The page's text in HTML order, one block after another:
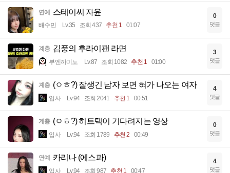
연예 스테이씨 자윤
배수민 Lv.35 조회 437 추천 1 01:07
0
댓글
계층 김풍의 후라이팬 라면
부엔까미노 Lv.87 조회 1082 추천 1 01:00
3
댓글
계층 (ㅇㅎ?) 잘생긴 남자 보면 혀가 나오는 여자
입사 Lv.94 조회 2041 추천 1 00:51
4
댓글
계층 (ㅇㅎ?) 히트텍이 기다려지는 영상
입사 Lv.94 조회 1789 추천 2 00:49
0
댓글
연예 카리나 (에스파)
입사 Lv.94 조회 987 추천 1 00:47
4
댓글